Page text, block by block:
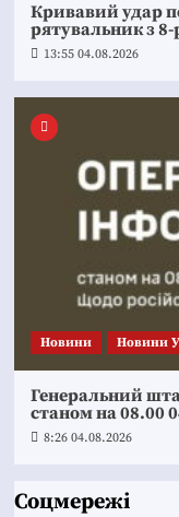
Кривавий удар
рятувальник з
13:55 04.08.2026
Новини Новини
Генеральний
станом на 08.00
8:26 04.08.2026
Соцмережі